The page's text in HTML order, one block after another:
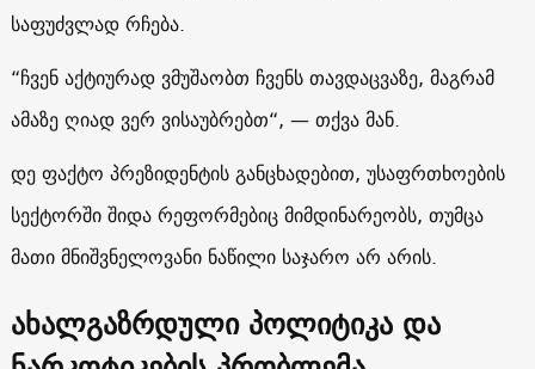
საფუძვლად რჩება.
“ჩვენ აქტიურად ვმუშაობთ ჩვენს თავდაცვაზე, მაგრამ
ამაზე ღიად ვერ ვისაუბრებთ“, — თქვა მან.
დე ფაქტო პრეზიდენტის განცხადებით, უსაფრთხოების
სექტორში შიდა რეფორმებიც მიმდინარეობს, თუმცა
მათი მნიშვნელოვანი ნაწილი საჯარო არ არის.
ახალგაზრდული პოლიტიკა და